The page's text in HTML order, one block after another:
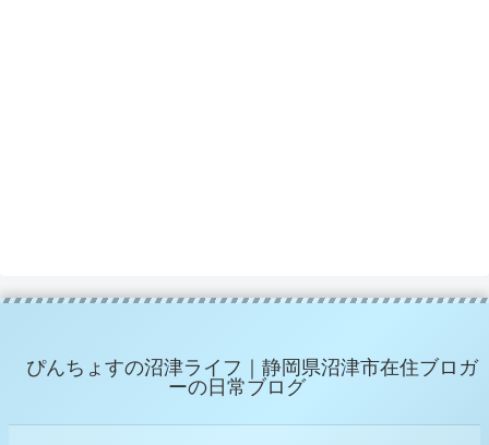
ぴんちょすの沼津ライフ｜静岡県沼津市在住ブロガ
ーの日常ブログ